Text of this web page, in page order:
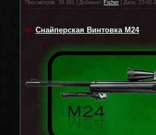
Просмотров: 39 391 | Добавил: Fisher | Дата: 23-
Снайперская Винтовка M24